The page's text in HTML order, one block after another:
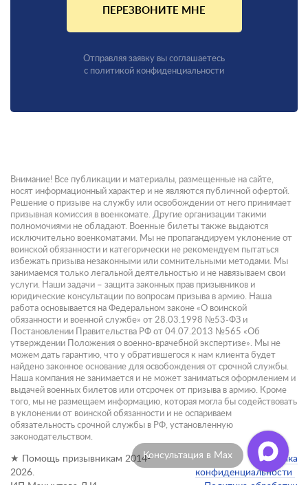
ПЕРЕЗВОНИТЕ МНЕ
Отправляя заявку вы соглашаетесь
с политикой конфиденциальности
Консультация в Max
Внимание! Все публикации и материалы, размещенные на сайте,
носят информационный характер и не являются публичной офертой.
Решение о призыве на службу или освобождении от него принимает
призывная комиссия в военкомате. Другие организации такими
полномочиями не обладают. Военные билеты также выдаются
исключительно военкоматами. Мы не пропагандируем уклонение от
воинской обязанности и категорически не рекомендуем пытаться
избежать призыва незаконными или сомнительными методами. Мы
занимаемся только легальной деятельностью и не навязываем свои
услуги. Наши задачи – защита законных прав призывников и
юридические консультации по вопросам призыва в армию. Наша
работа основывается на Федеральном законе «О воинской
обязанности и военной службе» от 28.03.1998 №53-ФЗ и
Постановлении Правительства РФ от 04.07.2013 №565 «Об
утверждении Положения о военно-врачебной экспертизе». Мы не
можем дать гарантию, что у обратившегося к нам клиента будет
найдено законное основание для освобождения от срочной службы.
Наша компания не занимается и не может заниматься оформлением и
выдачей военных билетов или отсрочек от призыва в армию. Кроме
того, мы не размещаем информацию, которая могла бы содействовать
в уклонении от воинской обязанности и не оспариваем
обязательность срочной службы в РФ, установленную
законодательством.
★ Помощь призывникам 2014-
2026.
Политика
конфиденциальности